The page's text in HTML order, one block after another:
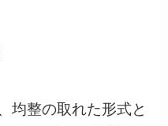
均整の取れた形式と